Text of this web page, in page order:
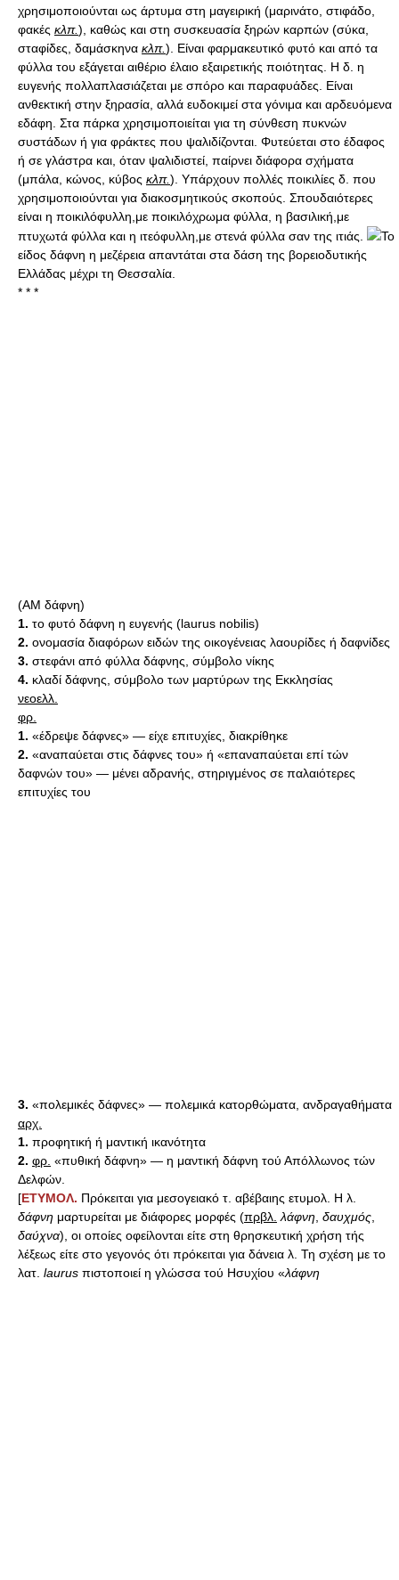
χρησιμοποιούνται ως άρτυμα στη μαγειρική (μαρινάτο, στιφάδο,
φακές κλπ.), καθώς και στη συσκευασία ξηρών καρπών (σύκα,
σταφίδες, δαμάσκηνα κλπ.). Είναι φαρμακευτικό φυτό και από τα
φύλλα του εξάγεται αιθέριο έλαιο εξαιρετικής ποιότητας. Η δ. η
ευγενής πολλαπλασιάζεται με σπόρο και παραφυάδες. Είναι
ανθεκτική στην ξηρασία, αλλά ευδοκιμεί στα γόνιμα και αρδευόμενα
εδάφη. Στα πάρκα χρησιμοποιείται για τη σύνθεση πυκνών
συστάδων ή για φράκτες που ψαλιδίζονται. Φυτεύεται στο έδαφος
ή σε γλάστρα και, όταν ψαλιδιστεί, παίρνει διάφορα σχήματα
(μπάλα, κώνος, κύβος κλπ.). Υπάρχουν πολλές ποικιλίες δ. που
χρησιμοποιούνται για διακοσμητικούς σκοπούς. Σπουδαιότερες
είναι η ποικιλόφυλλη,με ποικιλόχρωμα φύλλα, η βασιλική,με
πτυχωτά φύλλα και η ιτεόφυλλη,με στενά φύλλα σαν της ιτιάς.
Το
είδος δάφνη η μεζέρεια απαντάται στα δάση της βορειοδυτικής
Ελλάδας μέχρι τη Θεσσαλία.
* * *
(AM δάφνη)
1. το φυτό δάφνη η ευγενής (laurus nobilis)
2. ονομασία διαφόρων ειδών της οικογένειας λαουρίδες ή δαφνίδες
3. στεφάνι από φύλλα δάφνης, σύμβολο νίκης
4. κλαδί δάφνης, σύμβολο των μαρτύρων της Εκκλησίας
νεοελλ.
φρ.
1. «έδρεψε δάφνες» — είχε επιτυχίες, διακρίθηκε
2. «αναπαύεται στις δάφνες του» ή «επαναπαύεται επί τών
δαφνών του» — μένει αδρανής, στηριγμένος σε παλαιότερες
επιτυχίες του
3. «πολεμικές δάφνες» — πολεμικά κατορθώματα, ανδραγαθήματα
αρχ.
1. προφητική ή μαντική ικανότητα
2. φρ. «πυθική δάφνη» — η μαντική δάφνη τού Απόλλωνος τών
Δελφών.
[ΕΤΥΜΟΛ. Πρόκειται για μεσογειακό τ. αβέβαιης ετυμολ. Η λ.
δάφνη μαρτυρείται με διάφορες μορφές (πρβλ. λάφνη δαυχμός
δαύχνα), οι οποίες οφείλονται είτε στη θρησκευτική χρήση τής
λέξεως είτε στο γεγονός ότι πρόκειται για δάνεια λ. Τη σχέση με το
λατ. laurus πιστοποιεί η γλώσσα τού Ησυχίου «λάφνη